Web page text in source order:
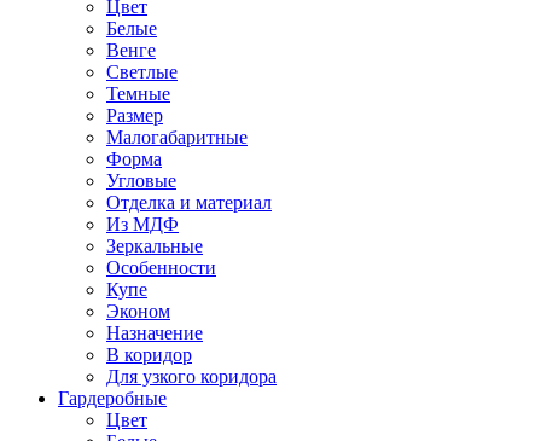
Цвет
Белые
Венге
Светлые
Темные
Размер
Малогабаритные
Форма
Угловые
Отделка и материал
Из МДФ
Зеркальные
Особенности
Купе
Эконом
Назначение
В коридор
Для узкого коридора
Гардеробные
Цвет